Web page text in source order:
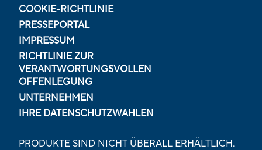
COOKIE-RICHTLINIE
PRESSEPORTAL
IMPRESSUM
RICHTLINIE ZUR
VERANTWORTUNGSVOLLEN
OFFENLEGUNG
UNTERNEHMEN
IHRE DATENSCHUTZWAHLEN
PRODUKTE SIND NICHT ÜBERALL ERHÄLTLICH.